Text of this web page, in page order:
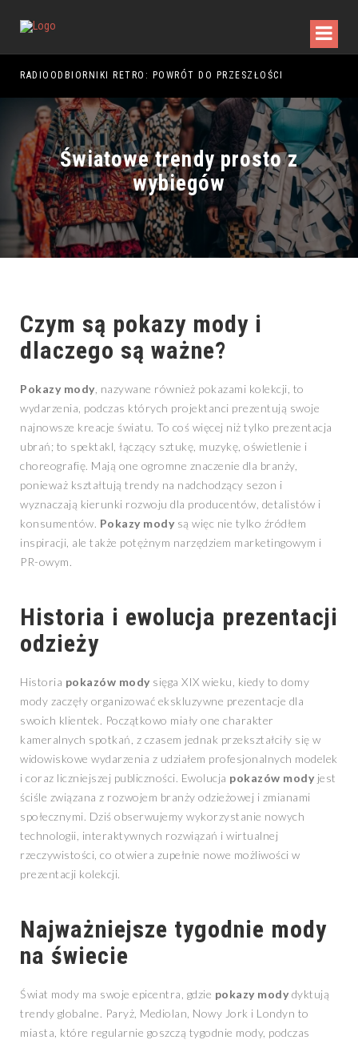
RADIOODBIORNIKI RETRO: POWRÓT DO PRZESZŁOŚCI
Światowe trendy prosto z
wybiegów
Czym są pokazy mody i
dlaczego są ważne?
Pokazy mody , nazywane również pokazami kolekcji, to
wydarzenia, podczas których projektanci prezentują swoje
najnowsze kreacje światu. To coś więcej niż tylko prezentacja
ubrań; to spektakl, łączący sztukę, muzykę, oświetlenie i
choreografię. Mają one ogromne znaczenie dla branży,
ponieważ kształtują trendy na nadchodzący sezon i
wyznaczają kierunki rozwoju dla producentów, detalistów i
konsumentów. Pokazy mody są więc nie tylko źródłem
inspiracji, ale także potężnym narzędziem marketingowym i
PR-owym.
Historia i ewolucja prezentacji
odzieży
Historia pokazów mody sięga XIX wieku, kiedy to domy
mody zaczęły organizować ekskluzywne prezentacje dla
swoich klientek. Początkowo miały one charakter
kameralnych spotkań, z czasem jednak przekształciły się w
widowiskowe wydarzenia z udziałem profesjonalnych modelek
i coraz liczniejszej publiczności. Ewolucja pokazów mody jest
ściśle związana z rozwojem branży odzieżowej i zmianami
społecznymi. Dziś obserwujemy wykorzystanie nowych
technologii, interaktywnych rozwiązań i wirtualnej
rzeczywistości, co otwiera zupełnie nowe możliwości w
prezentacji kolekcji.
Najważniejsze tygodnie mody
na świecie
Świat mody ma swoje epicentra, gdzie pokazy mody dyktują
trendy globalne. Paryż, Mediolan, Nowy Jork i Londyn to
miasta, które regularnie goszczą tygodnie mody, podczas